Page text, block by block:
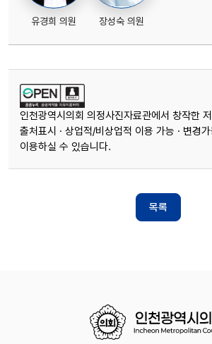
유경희 의원 장성숙 의원
인천광역시의회 의정사진자료관에서 창작한
출처표시 · 상업적/비상업적 이용 가능 · 변경
이용하실 수 있습니다.
목록